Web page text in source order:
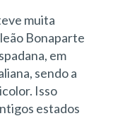
muita
Bonaparte
em
sendo a
Isso
estados